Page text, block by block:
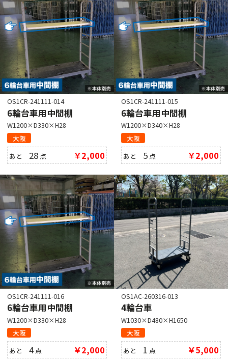
OS1CR-241111-014
6輪台車用中間棚
W1200×D330×H28
大阪
あと 28 点 ￥2,000
OS1CR-241111-015
6輪台車用中間棚
W1200×D340×H28
大阪
あと 5 点 ￥2,000
OS1CR-241111-016
6輪台車用中間棚
W1200×D330×H28
大阪
あと4点 ￥2,000
OS1AC-260316-013
4輪台車
W1030×D480×H1650
大阪
あと 1 点 ￥5,000